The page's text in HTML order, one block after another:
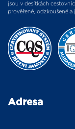
jsou v desítkách
prověřené, odzkoušené a
Adresa